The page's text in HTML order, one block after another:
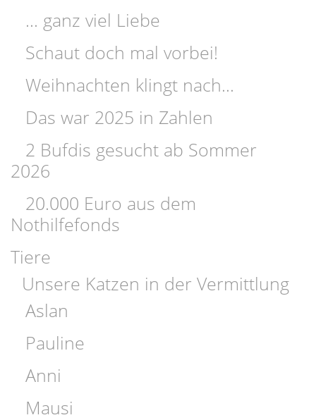
... ganz viel Liebe
Schaut doch mal vorbei!
Weihnachten klingt nach...
Das war 2025 in Zahlen
2 Bufdis gesucht ab Sommer
2026
20.000 Euro aus dem
Nothilfefonds
Tiere
Unsere Katzen in der Vermittlung
Aslan
Pauline
Anni
Mausi